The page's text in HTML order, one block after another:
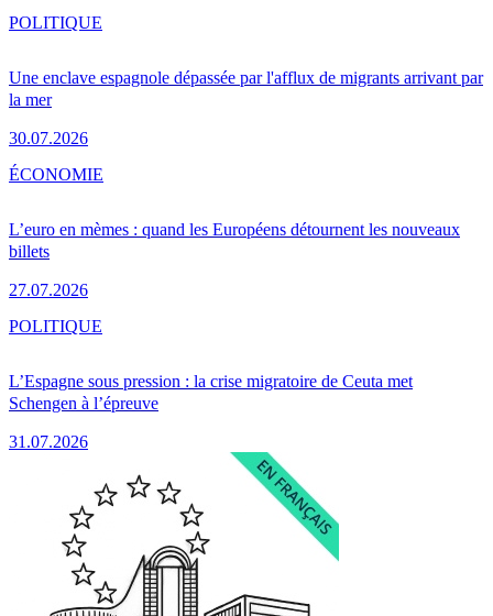
Une enclave espagnole dépassée par l'afflux de migrants arrivant par
la mer
30.07.2026
POLITIQUE
L’euro en mèmes : quand les Européens détournent les nouveaux
billets
27.07.2026
ÉCONOMIE
L’Espagne sous pression : la crise migratoire de Ceuta met
Schengen à l’épreuve
31.07.2026
POLITIQUE